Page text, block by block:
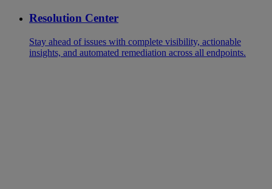
Resolution Center
Stay ahead of issues with complete visibility, actionable
insights, and automated remediation across all endpoints.